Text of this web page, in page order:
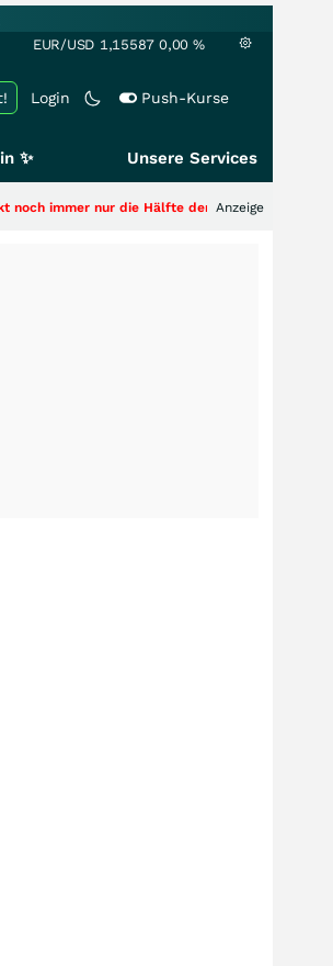
EUR/USD 1,15587 0,00 %
Login Push-Kurse
✨ Unsere Services
Hälfte der Story?+++ Anzeige